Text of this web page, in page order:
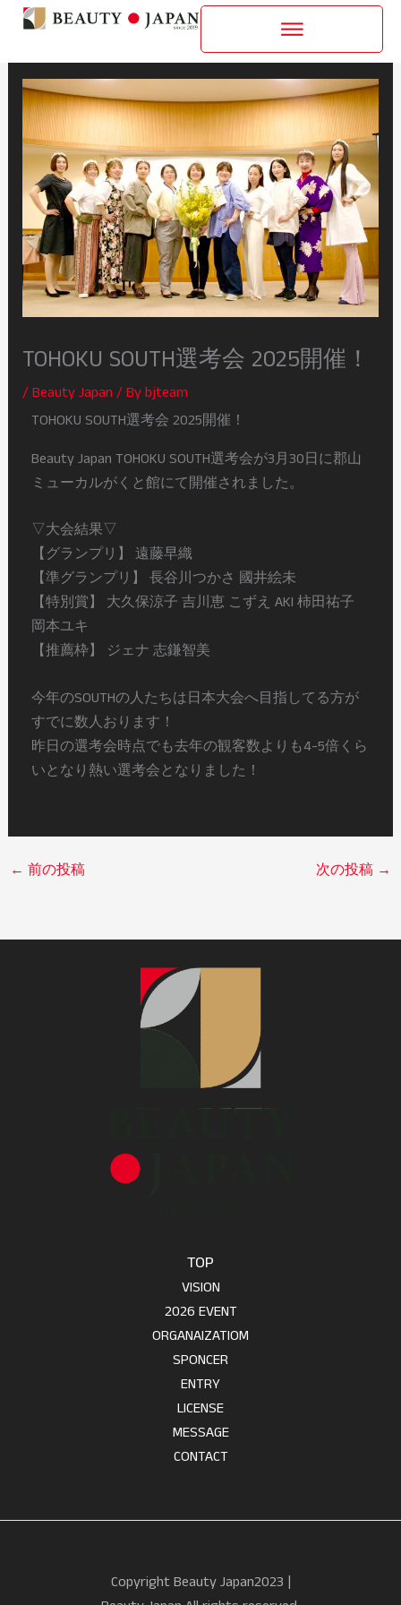
を
TOHOKU SOUTH選考会 2025開催！
/Beauty Japan / Bybjteam
TOHOKU SOUTH選考会 2025開催！
Beauty Japan TOHOKU SOUTH選考会が3月30日に郡山
ミューカルがくと館にて開催されました。
▽大会結果▽
【グランプリ】 遠藤早織
【準グランプリ】 長谷川つかさ 國井絵未
【特別賞】 大久保涼子 吉川恵 こずえ AKI 柿田祐子
岡本ユキ
【推薦枠】 ジェナ 志鎌智美
今年のSOUTHの人たちは日本大会へ目指してる方が
すでに数人おります！
昨日の選考会時点でも去年の観客数よりも4-5倍くら
いとなり熱い選考会となりました！
← 前の投稿 次の投稿 →
TOP
VISION
2026 EVENT
ORGANAIZATIOM
SPONCER
ENTRY
LICENSE
MESSAGE
CONTACT
Copyright Beauty Japan2023 |